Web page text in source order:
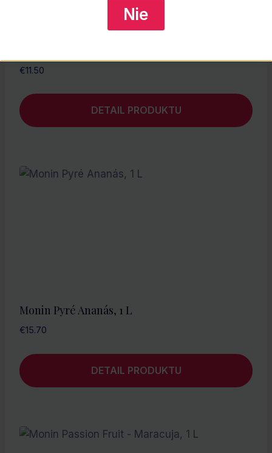
€11.50
DETAIL PRODUKTU
Monin Pyré Ananás, 1 L
€15.70
DETAIL PRODUKTU
Nie